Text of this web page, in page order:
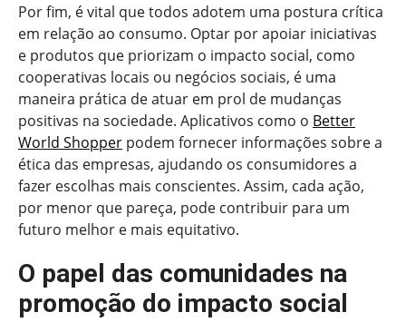
Por fim, é vital que todos adotem uma postura crítica
em relação ao consumo. Optar por apoiar iniciativas
e produtos que priorizam o impacto social, como
cooperativas locais ou negócios sociais, é uma
maneira prática de atuar em prol de mudanças
positivas na sociedade. Aplicativos como o Better
World Shopper podem fornecer informações sobre a
ética das empresas, ajudando os consumidores a
fazer escolhas mais conscientes. Assim, cada ação,
por menor que pareça, pode contribuir para um
futuro melhor e mais equitativo.
O papel das comunidades na
promoção do impacto social